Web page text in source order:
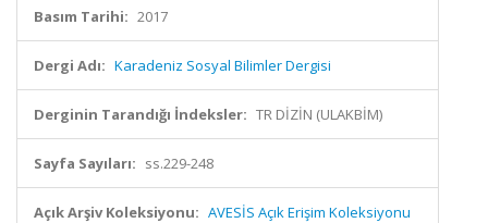
Basım Tarihi: 2017
Dergi Adı: Karadeniz Sosyal Bilimler Dergisi
Derginin Tarandığı İndeksler: TR DİZİN (ULAKBİM)
Sayfa Sayıları: ss.229-248
Açık Arşiv Koleksiyonu: AVESİS Açık Erişim Koleksiyonu